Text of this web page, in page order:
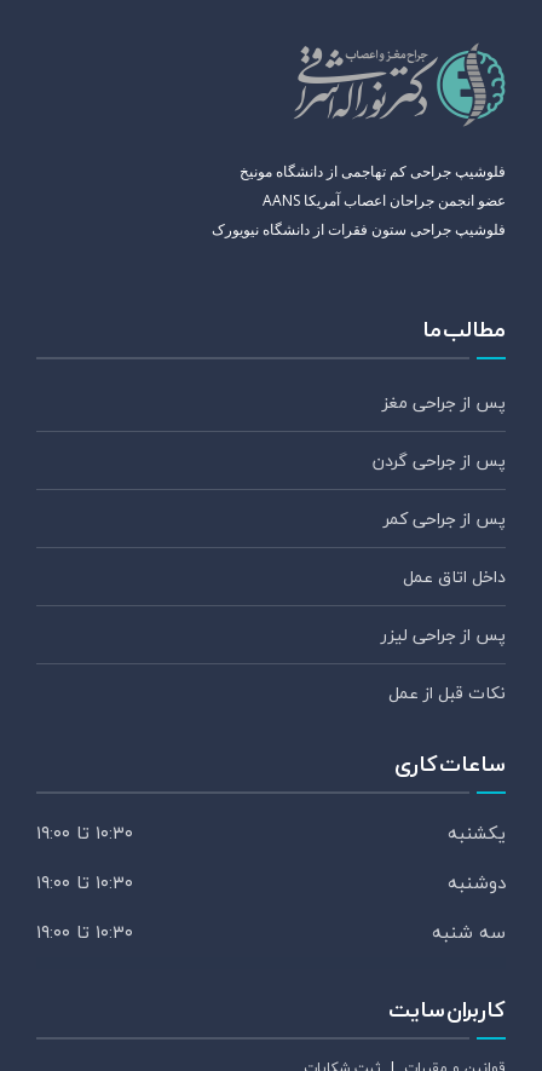
فلوشیپ جراحی کم تهاجمی از دانشگاه مونیخ
عضو انجمن جراحان اعصاب آمریکا AANS
فلوشیپ جراحی ستون فقرات از دانشگاه نیویورک
مطالب ما
پس از جراحی مغز
پس از جراحی گردن
پس از جراحی کمر
داخل اتاق عمل
پس از جراحی لیزر
نکات قبل از عمل
ساعات کاری
یکشنبه
۱۰:۳۰ تا ۱۹:۰۰
دوشنبه
۱۰:۳۰ تا ۱۹:۰۰
سه شنبه
۱۰:۳۰ تا ۱۹:۰۰
کاربران سایت